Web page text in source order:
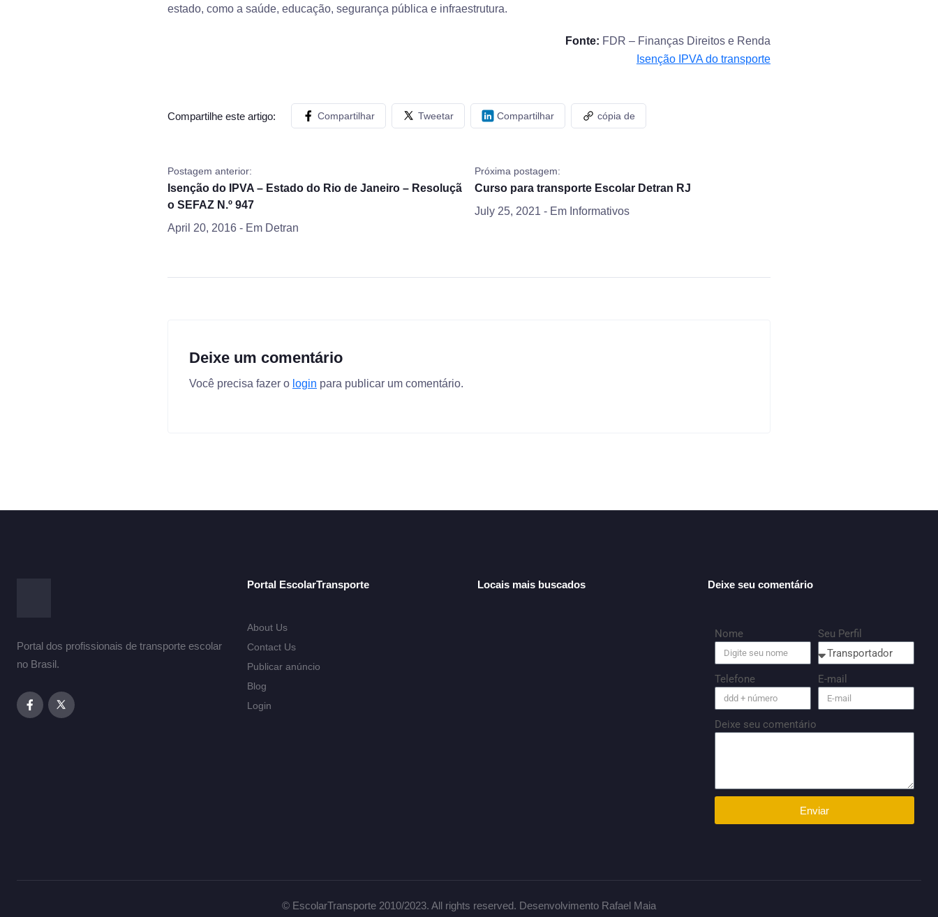
estado, como a saúde, educação, segurança pública e infraestrutura.
Fonte: FDR – Finanças Direitos e Renda
Isenção IPVA do transporte
Compartilhe este artigo: Compartilhar Tweetar Compartilhar cópia de
Postagem anterior:
Isenção do IPVA – Estado do Rio de Janeiro – Resoluçã
o SEFAZ N.º 947
April 20, 2016 - Em Detran
Próxima postagem:
Curso para transporte Escolar Detran RJ
July 25, 2021 - Em Informativos
Deixe um comentário
Você precisa fazer o login para publicar um comentário.
Portal dos profissionais de transporte escolar
no Brasil.
Portal EscolarTransporte
About Us
Contact Us
Publicar anúncio
Blog
Login
Locais mais buscados Deixe seu comentário
Nome Seu Perfil
Telefone E-mail
Deixe seu comentário
Enviar
© EscolarTransporte 2010/2023. All rights reserved. Desenvolvimento Rafael Maia